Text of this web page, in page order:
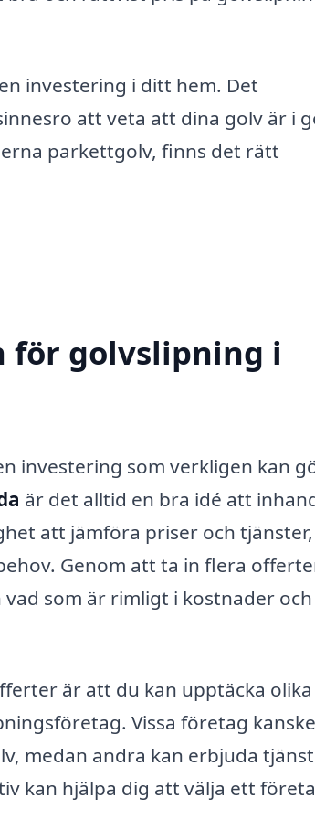
investering i ditt hem. Det
att veta att dina golv är i
parkettgolv, finns det rätt
för golvslipning i
investering som verkligen kan
är det alltid en bra idé att
att jämföra priser och
Genom att ta in flera
som är rimligt i kostnader och
är att du kan upptäcka olika
Vissa företag
medan andra kan erbjuda
kan hjälpa dig att välja ett